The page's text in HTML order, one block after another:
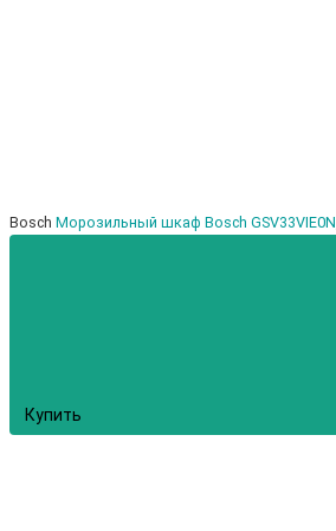
Bosch Морозильный шкаф Bosch GSV33VIE0N
Купить